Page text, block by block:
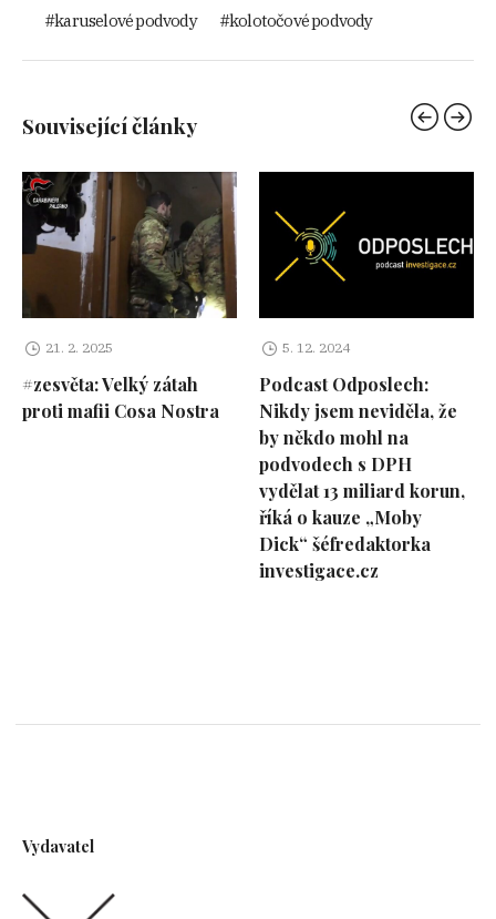
karuselové podvody
kolotočové podvody
Související články
21. 2. 2025
#zesvěta: Velký zátah
proti mafii Cosa Nostra
5. 12. 2024
Podcast Odposlech:
Nikdy jsem neviděla, že
by někdo mohl na
podvodech s DPH
vydělat 13 miliard korun,
říká o kauze „Moby
Dick“ šéfredaktorka
investigace.cz
Vydavatel